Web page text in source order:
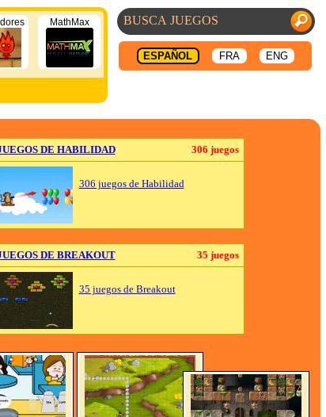
ESPAÑOL FRA ENG
MathMax
DE HABILIDAD 306 juegos
306 juegos de Habilidad
DE BREAKOUT 35 juegos
35 juegos de Breakout